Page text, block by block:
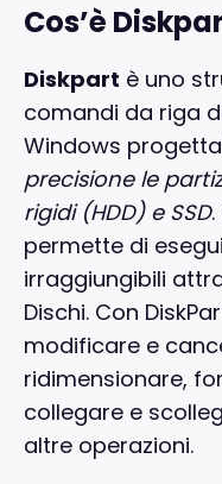
Cos’è
Diskpart è uno
comandi da riga
Windows
precisione le
rigidi (HDD) e SSD
permette di
irraggiungibili
Dischi. Con
modificare e
ridimensionare,
collegare e
altre operazioni.